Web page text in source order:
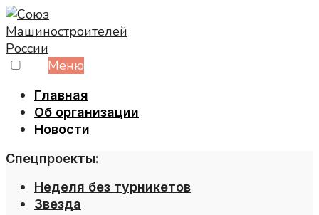
Skip
to
content
Меню
Главная
Об организации
Новости
Спецпроекты:
Неделя без турникетов
Звезда